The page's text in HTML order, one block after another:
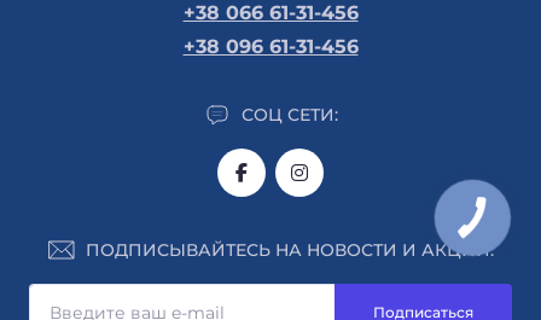
+38 066 61-31-456
+38 096 61-31-456
СОЦ СЕТИ:
ПОДПИСЫВАЙТЕСЬ НА НОВОСТИ И АКЦИИ:
Подписаться